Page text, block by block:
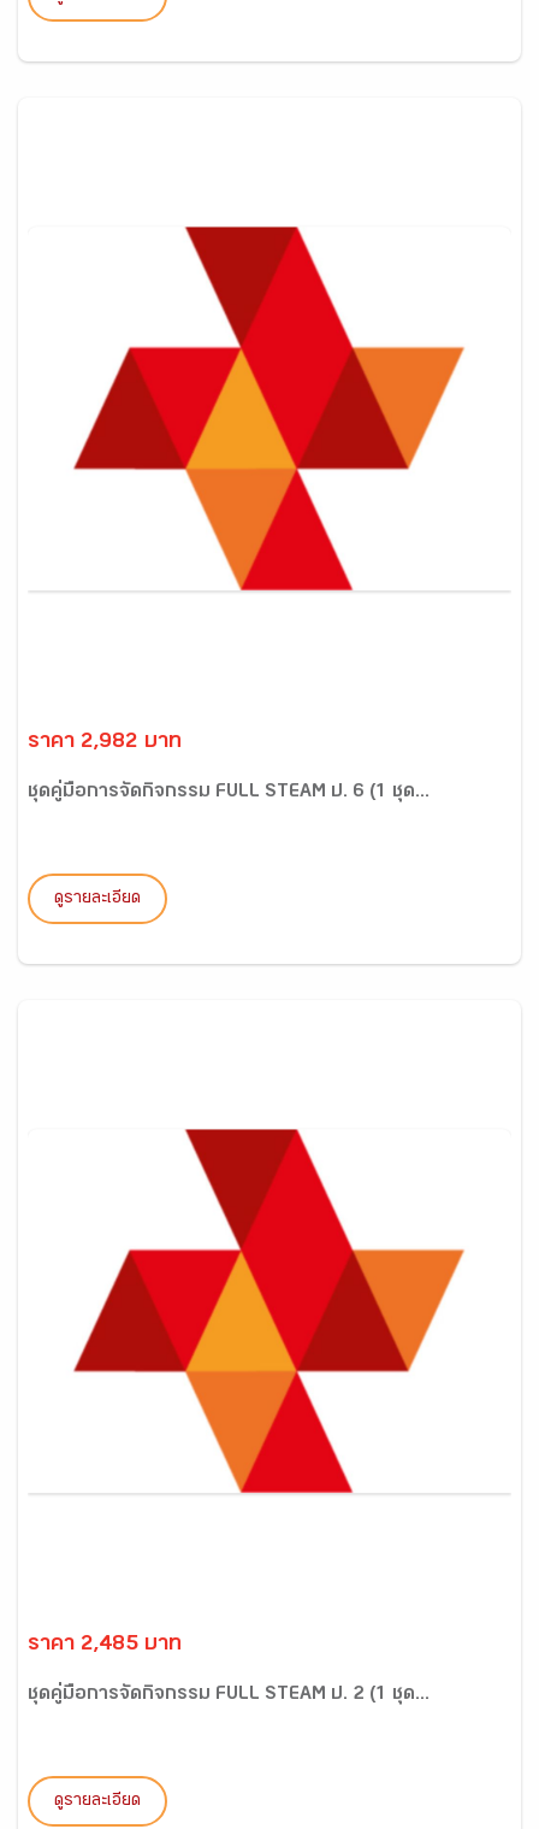
ราคา 2,982 บาท
ชุดคู่มือการจัดกิจกรรม FULL STEAM ป. 6 (1 ชุด...
ดูรายละเอียด
ราคา 2,485 บาท
ชุดคู่มือการจัดกิจกรรม FULL STEAM ป. 2 (1 ชุด...
ดูรายละเอียด